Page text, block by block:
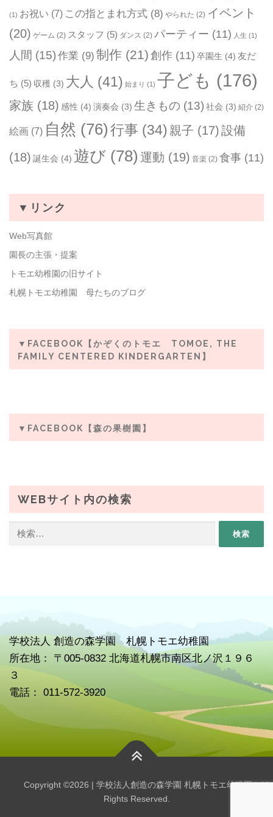
(1) お祝い (7) この指とまれ方式 (8) やられた (2) イベント
(20) ゲーム (2) スタッフ (5) ダンス (2) パーティー (11) 人生 (1)
人間 (15) 作業 (9) 制作 (21) 創作 (11) 卒園生 (4) 友だ
ち (5) 収穫 (3) 大人 (41) 始まり (1) 子ども (176)
家族 (18) 感性 (4) 演奏会 (3) 生きもの (13) 社会 (3) 紹介 (2)
絵画 (7) 自然 (76) 行事 (34) 親子 (17)設備
(18) 誕生会 (4) 遊び (78) 運動 (19) 音楽 (2) 食事 (11)
▼リンク
Web写真館
園長の主張・提案
トモエ幼稚園の旧サイト
札幌トモエ幼稚園 母たちのブログ
▼FACEBOOK【かぞくのトモエ TOMOE, THE
FAMILY CENTERED KINDERGARTEN】
▼FACEBOOK【森の果樹園】
WEBサイト内の検索
学校法人 創造の森学園 札幌トモエ幼稚園
所在地： 〒005-0832 北海道札幌市南区北ノ沢１９６
３
電話： 011-572-3920
Copyright ©2026 | 学校法人創造の森学園 札幌トモエ幼稚園 | All
Rights Reserved.